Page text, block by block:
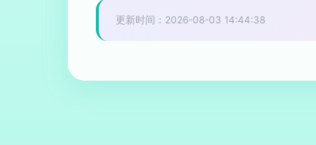
更新时间：2026-08-03 14:44:38